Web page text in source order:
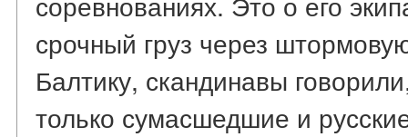
срочный груз через
Балтику, скандинавы
только сумасшедшие и